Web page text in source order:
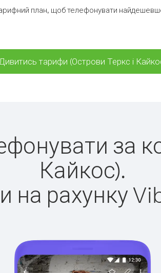
план, щоб телефонувати
Дивитись тарифи (Острови Теркс і
за
Кайкос).
на рахунку